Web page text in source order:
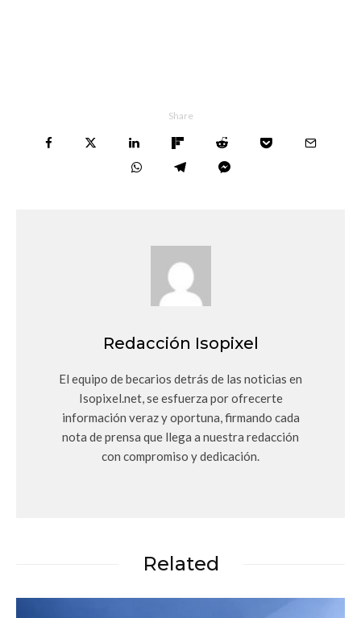
Share
Redacción Isopixel
El equipo de becarios detrás de las noticias en
Isopixel.net, se esfuerza por ofrecerte
información veraz y oportuna, firmando cada
nota de prensa que llega a nuestra redacción
con compromiso y dedicación.
Related